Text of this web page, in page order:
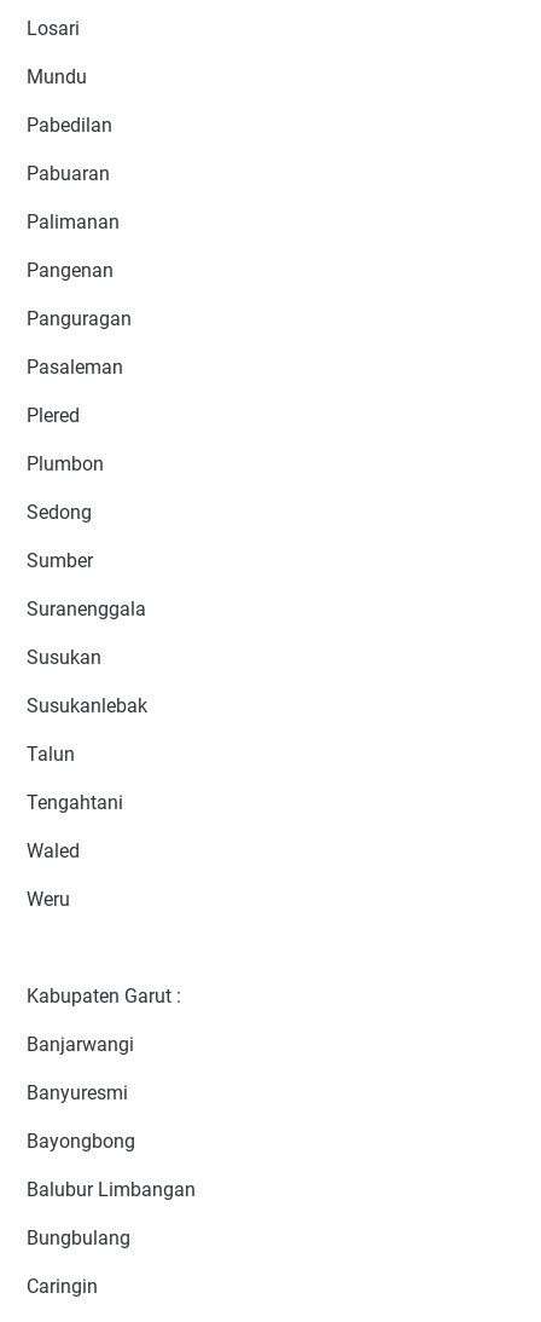
Losari
Mundu
Pabedilan
Pabuaran
Palimanan
Pangenan
Panguragan
Pasaleman
Plered
Plumbon
Sedong
Sumber
Suranenggala
Susukan
Susukanlebak
Talun
Tengahtani
Waled
Weru
Kabupaten Garut :
Banjarwangi
Banyuresmi
Bayongbong
Balubur Limbangan
Bungbulang
Caringin